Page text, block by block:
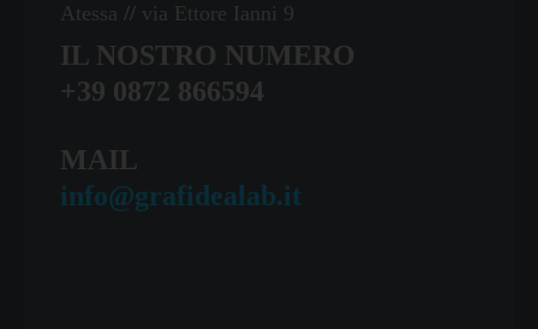
Atessa // via Ettore Ianni 9
IL NOSTRO NUMERO
+39 0872 866594
MAIL
info@grafidealab.it